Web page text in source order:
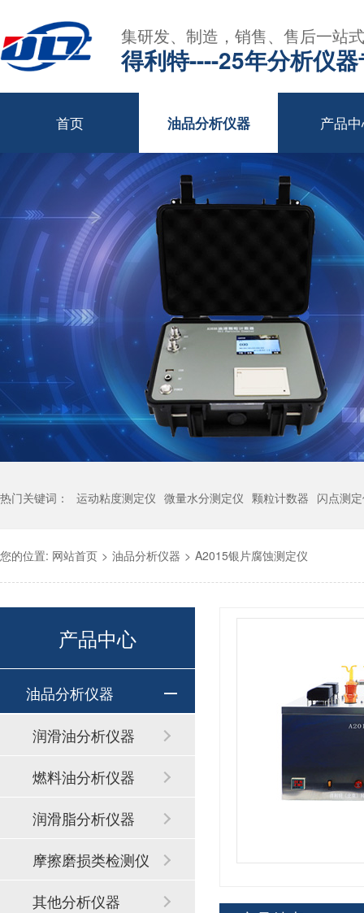
集研发、制造，销售、售后一站
得利特----25年分析仪
首页 油品分析仪器 产品
热门关键词： 运动粘度测定仪 微量水分测定仪 颗粒计数器 闪点测
您的位置: 网站首页 > 油品分析仪器 > A2015银片腐蚀测定仪
产品中心
油品分析仪器
润滑油分析仪器
燃料油分析仪器
润滑脂分析仪器
摩擦磨损类检测仪
器
其他分析仪器